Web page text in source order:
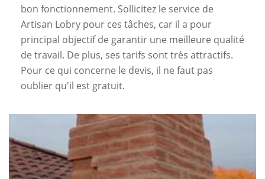
bon fonctionnement. Sollicitez le service de
Artisan Lobry pour ces tâches, car il a pour
principal objectif de garantir une meilleure qualité
de travail. De plus, ses tarifs sont très attractifs.
Pour ce qui concerne le devis, il ne faut pas
oublier qu'il est gratuit.